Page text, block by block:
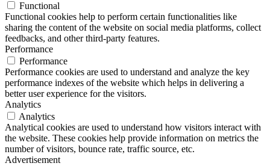
Functional
Functional cookies help to perform certain functionalities like
sharing the content of the website on social media platforms, collect
feedbacks, and other third-party features.
Performance
Performance
Performance cookies are used to understand and analyze the key
performance indexes of the website which helps in delivering a
better user experience for the visitors.
Analytics
Analytics
Analytical cookies are used to understand how visitors interact with
the website. These cookies help provide information on metrics the
number of visitors, bounce rate, traffic source, etc.
Advertisement